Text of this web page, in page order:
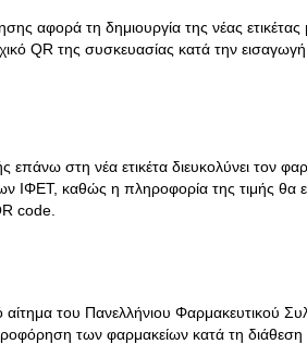
αφορά τη δημιουργία της νέας
QR της συσκευασίας κατά την
επάνω στη νέα ετικέτα διευκολύνει τον
ΙΦΕΤ, καθώς η πληροφορία της τιμής θα
code.
αίτημα του Πανελλήνιου Φαρμακευτικού
των φαρμακείων κατά τη διάθεση